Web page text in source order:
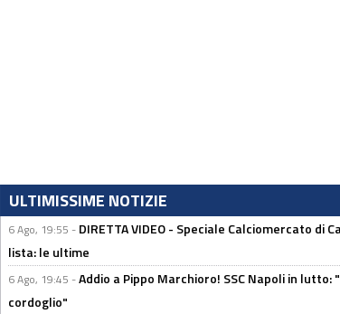
ULTIMISSIME NOTIZIE
6 Ago, 19:55 - DIRETTA VIDEO - Speciale Calciomercato di
lista: le ultime
6 Ago, 19:45 -Addio a Pippo Marchioro! SSC Napoli in
cordoglio"